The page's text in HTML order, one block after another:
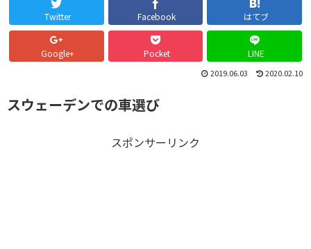
Twitter Facebook はてブ
Google+ Pocket LINE
2019.06.03 2020.02.10
スウェーデンでの車選び
スポンサーリンク